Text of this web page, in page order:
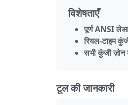
विशेषताएँ
पूर्ण ANSI
रियल‑टाइम
सभी कुंजी ज़ोन
टूल की जानकारी